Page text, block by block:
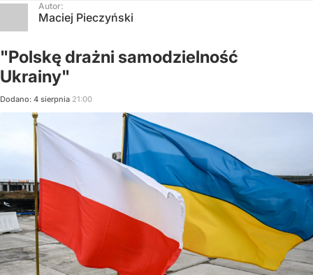
Autor:
Maciej Pieczyński
"Polskę drażni samodzielność
Ukrainy"
Dodano: 4 sierpnia 21:00